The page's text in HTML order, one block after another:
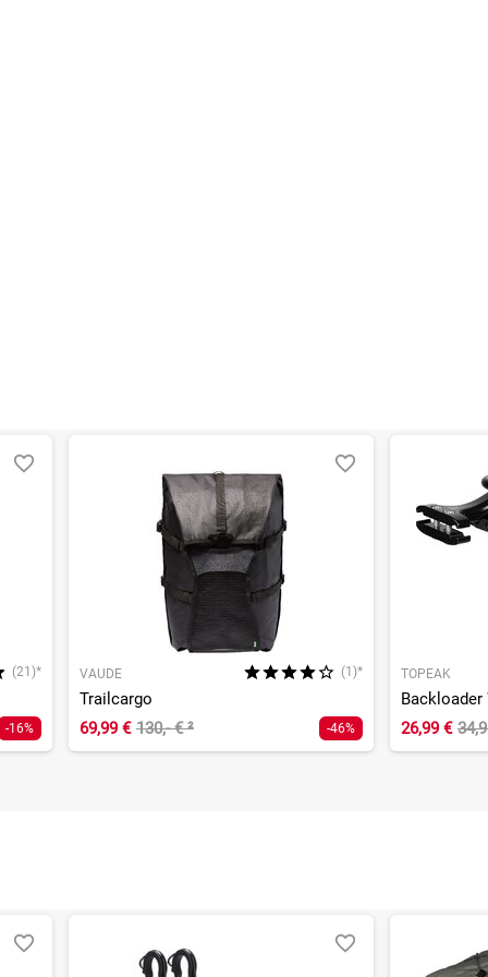
(21)*
-16%
VAUDE (1)*
Trailcargo
69,99 € 130,- €² -46%
TOPEAK
26,99 €